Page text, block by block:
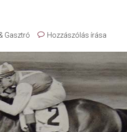
Gasztró Hozzászólás írása